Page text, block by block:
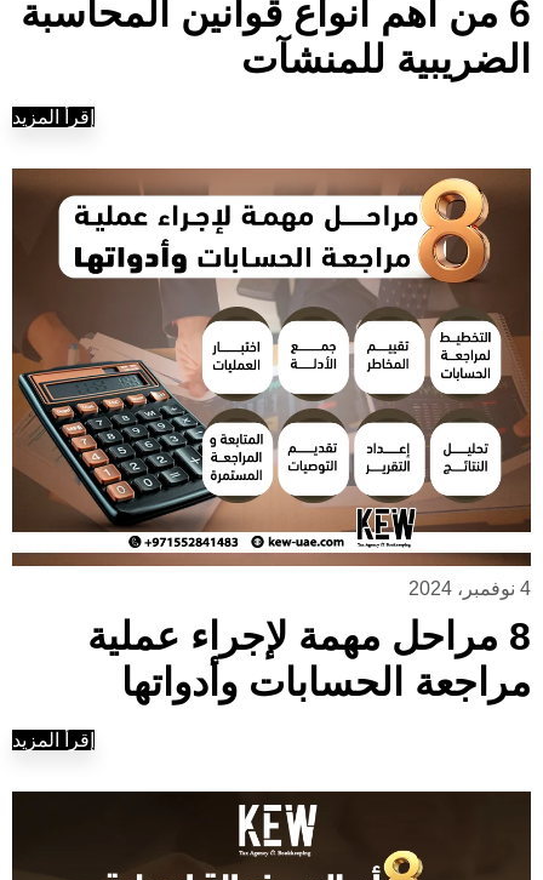
6 من أهم أنواع قوانين المحاسبة
الضريبية للمنشآت
إقرأ المزيد
4 نوفمبر، 2024
8 مراحل مهمة لإجراء عملية
مراجعة الحسابات وأدواتها
إقرأ المزيد